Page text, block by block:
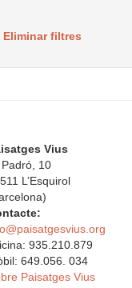
Eliminar filtres
Vius
10
L’Esquirol
935.210.879
649.056. 034
Paisatges Vius